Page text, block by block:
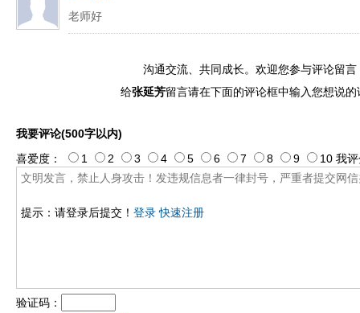
老师好
沟通交流、共同成长。欢迎您参与评论留言
给张延芳留言请在下面的评论框中输入您想说的
我要评论(500字以内)
提示：请登录后提交！ 登录 快速注册
喜爱度： 1 2 3 4 5 6 7 8 9 10 我评
验证码：